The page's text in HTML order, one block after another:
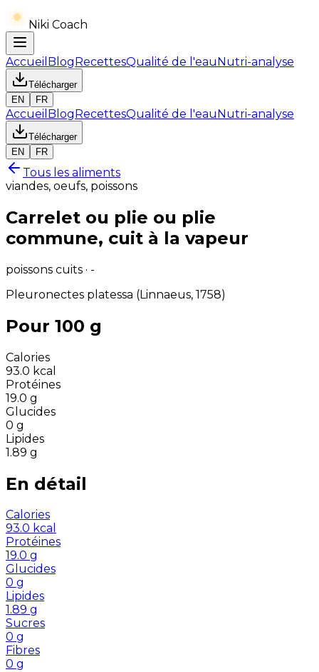
Niki Coach
Accueil BlogRecettesQualité de l'eauNutri-analyse
Télécharger
EN
FR
Accueil BlogRecettesQualité de l'eauNutri-analyse
Télécharger
EN
FR
Tous les aliments
viandes, oeufs, poissons
Carrelet ou plie ou plie
commune, cuit à la vapeur
poissons cuits · -
Pleuronectes platessa (Linnaeus, 1758)
Pour 100 g
Calories
93.0 kcal
Protéines
19.0 g
Glucides
0 g
Lipides
1.89 g
En détail
Calories
93.0 kcal
Protéines
19.0 g
Glucides
0 g
Lipides
1.89 g
Sucres
0 g
Fibres
0 g